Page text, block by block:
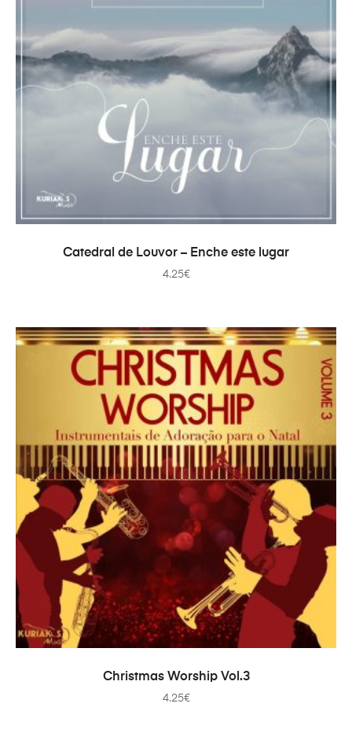
ADD TO CART
Catedral de Louvor – Enche este lugar
4.25€
ADD TO CART
Christmas Worship Vol.3
4.25€